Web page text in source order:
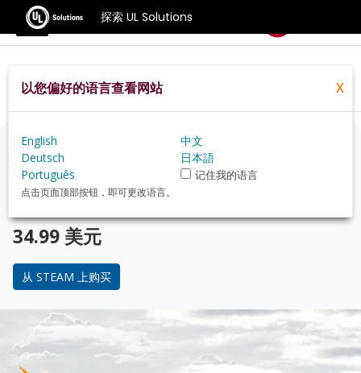
探索 UL Solutions
基准测试
Home Zh Hans Compare
正在考虑升级？
使用 3DMark 游戏玩家的基准测试，来了解您的 PC 与 受
欢迎的 CPU 在性能上的对比。
34.99 美元
从 STEAM 上购买
以您偏好的语言查看网站 X
English
中文
Deutsch
日本語
Português
记住我的语言
点击页面顶部按钮，即可更改语言。